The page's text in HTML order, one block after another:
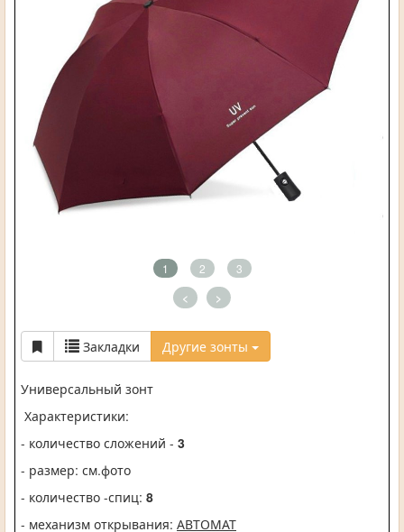
1 2 3
< >
Закладки Другие зонты
Универсальный зонт
Характеристики:
- количество сложений - 3
- размер: см.фото
- количество -спиц: 8
- механизм открывания: АВТОМАТ